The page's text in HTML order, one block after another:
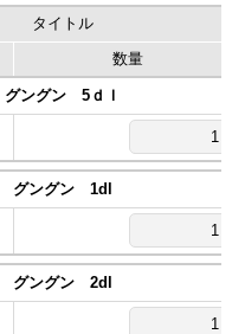
タイトル
数量
グングン 5ｄｌ
グングン 1dl
グングン 2dl